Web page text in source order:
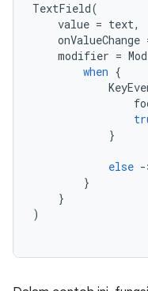
TextField(
value = text,
onValueChange
modifier =
when {
}
else -
}
}
)